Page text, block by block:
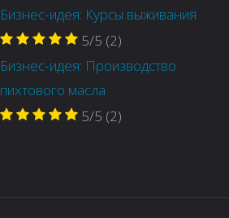
Бизнес-идея: Курсы выживания
5/5 (2)
Бизнес-идея: Производство
пихтового масла
5/5 (2)